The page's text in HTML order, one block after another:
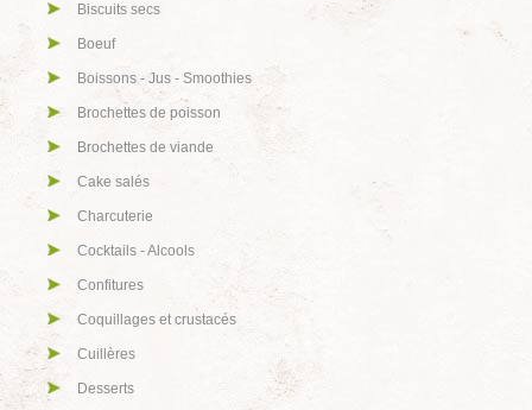
Biscuits secs
Boeuf
Boissons - Jus - Smoothies
Brochettes de poisson
Brochettes de viande
Cake salés
Charcuterie
Cocktails - Alcools
Confitures
Coquillages et crustacés
Cuillères
Desserts